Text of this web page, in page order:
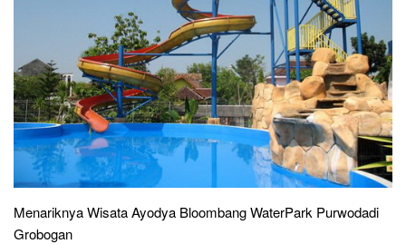
Menariknya Wisata Ayodya Bloombang WaterPark Purwodadi
Grobogan